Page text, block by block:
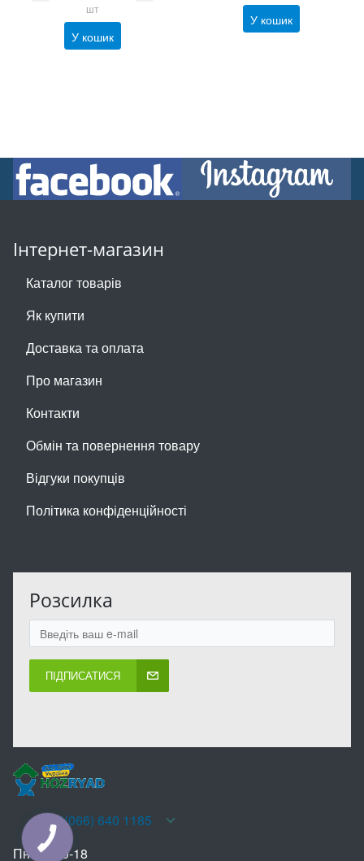
шт
У кошик
У кошик
Інтернет-магазин
Каталог товарів
Як купити
Доставка та оплата
Про магазин
Контакти
Обмін та повернення товару
Відгуки покупців
Політика конфіденційності
Розсилка
ПІДПИСАТИСЯ
+38(066) 640 1185
Пн-Нд 10-18
КНОПКА
ЗВ'ЯЗКУ